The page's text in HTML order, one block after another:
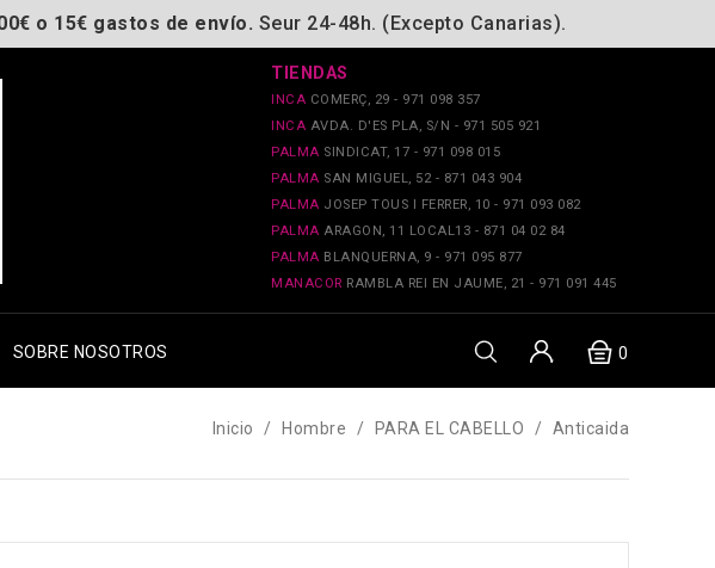
o 15€ gastos de envío. Seur 24-48h. (Excepto Canarias).
TIENDAS
INCA COMERÇ, 29 - 971 098 357
INCA AVDA. D'ES PLA, S/N - 971 505 921
PALMA SINDICAT, 17 - 971 098 015
PALMA SAN MIGUEL, 52 - 871 043 904
PALMA JOSEP TOUS I FERRER, 10 - 971 093 082
PALMA ARAGON, 11 LOCAL13 - 871 04 02 84
PALMA BLANQUERNA, 9 - 971 095 877
MANACOR RAMBLA REI EN JAUME, 21 - 971 091 445
SOBRE NOSOTROS 0
Inicio Hombre PARA EL CABELLO Anticaida